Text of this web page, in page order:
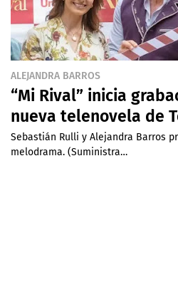
ALEJANDRA BARROS
“Mi Rival” inicia
nueva telenovela de
Sebastián Rulli y Alejandra Barros
melodrama. (Suministra…